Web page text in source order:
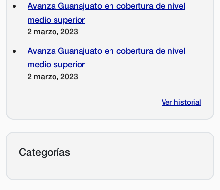
Avanza Guanajuato en cobertura de nivel
medio superior
2 marzo, 2023
Avanza Guanajuato en cobertura de nivel
medio superior
2 marzo, 2023
Ver historial
Categorías